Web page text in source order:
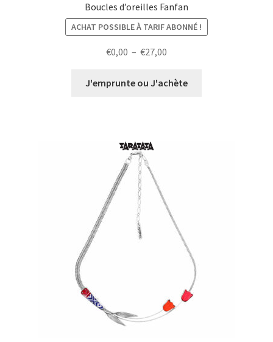
Boucles d’oreilles Fanfan
ACHAT POSSIBLE À TARIF ABONNÉ !
€0,00 – €27,00
prix :
J'emprunte ou J'achète